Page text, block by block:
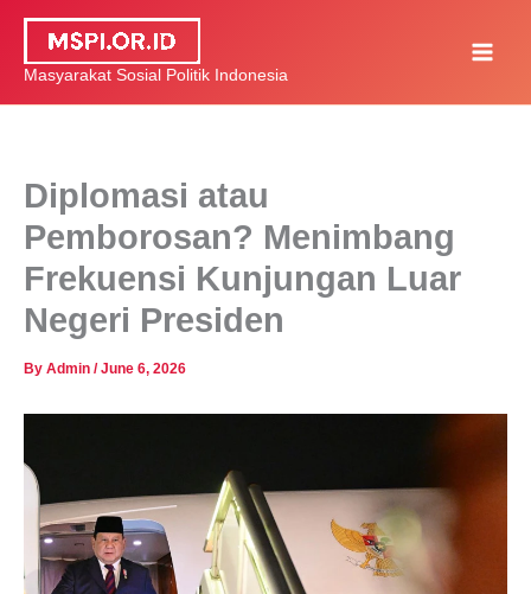
Skip
contentMasyarakat Sosial Politik Indonesia
Diplomasi atau
Pemborosan? Menimbang
Frekuensi Kunjungan Luar
Negeri Presiden
By Admin /June 6, 2026